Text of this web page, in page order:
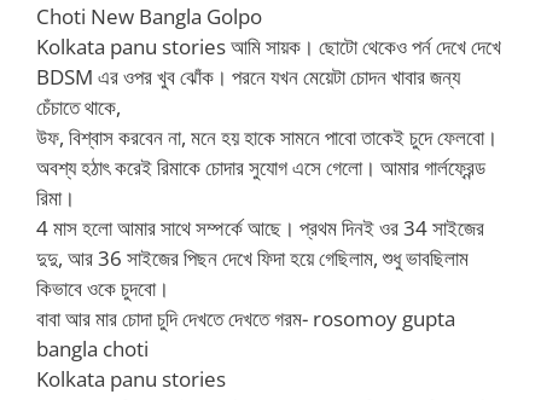
Choti New Bangla Golpo
Kolkata panu stories আমি সায়ক। ছোটো থেকেও পর্ন দেখে দেখে
BDSM এর ওপর খুব ঝোঁক। পরনে যখন মেয়েটা চোদন খাবার জন্য
চেঁচাতে থাকে,
উফ, বিশ্বাস করবেন না, মনে হয় হাকে সামনে পাবো তাকেই চুদে ফেলবো।
অবশ্য হঠাৎ করেই রিমাকে চোদার সুযোগ এসে গেলো। আমার গার্লফ্রেন্ড
রিমা।
4 মাস হলো আমার সাথে সম্পর্কে আছে। প্রথম দিনই ওর 34 সাইজের
দুদু, আর 36 সাইজের পিছন দেখে ফিদা হয়ে গেছিলাম, শুধু ভাবছিলাম
কিভাবে ওকে চুদবো।
বাবা আর মার চোদা চুদি দেখতে দেখতে গরম- rosomoy gupta
bangla choti
Kolkata panu stories